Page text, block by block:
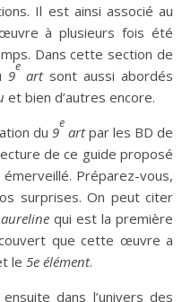
Il est ainsi associé au
à plusieurs fois été
Dans cette section de
9
e
artsont aussi abordés
et bien d’autres encore.
du 9
e
artpar les BD de
de ce guide proposé
Préparez-vous,
surprises. On peut citer
qui est la première
que cette œuvre a
le 5e élément.
dans l’univers des